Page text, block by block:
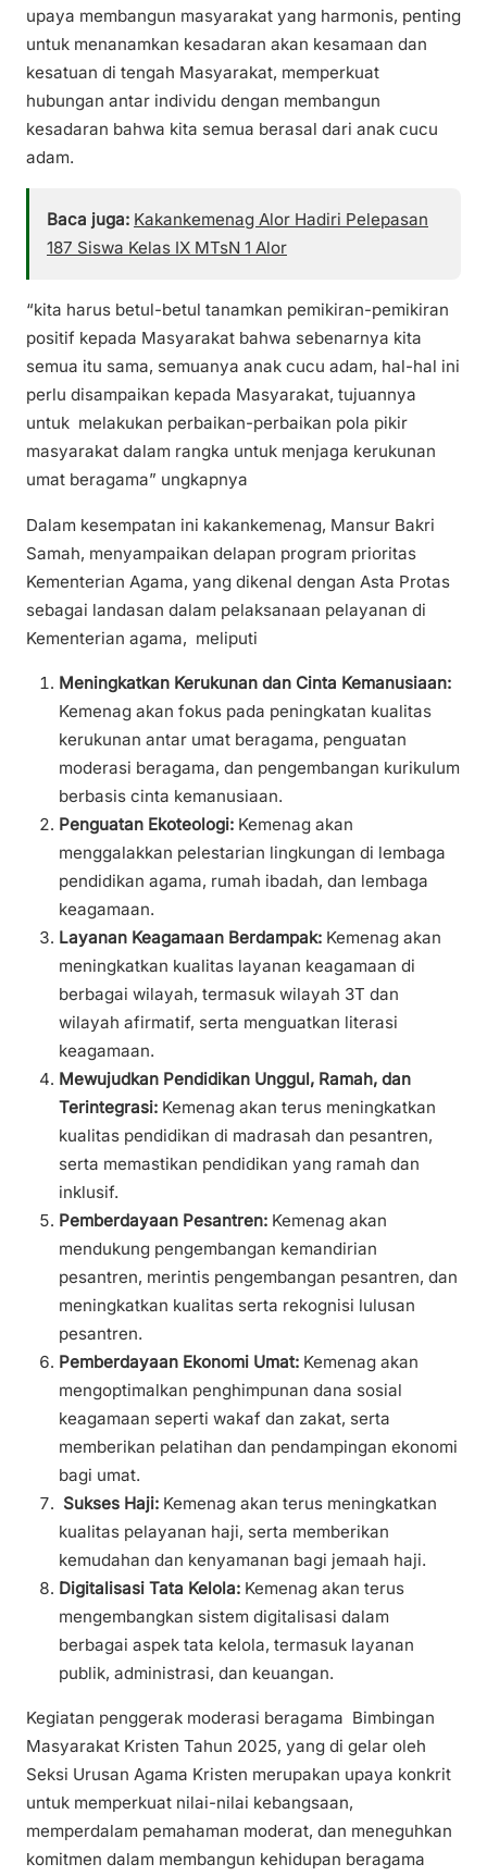
upaya membangun masyarakat yang harmonis, penting
untuk menanamkan kesadaran akan kesamaan dan
kesatuan di tengah Masyarakat, memperkuat
hubungan antar individu dengan membangun
kesadaran bahwa kita semua berasal dari anak cucu
adam.
Baca juga: Kakankemenag Alor Hadiri Pelepasan
187 Siswa Kelas IX MTsN 1 Alor
“kita harus betul-betul tanamkan pemikiran-pemikiran
positif kepada Masyarakat bahwa sebenarnya kita
semua itu sama, semuanya anak cucu adam, hal-hal ini
perlu disampaikan kepada Masyarakat, tujuannya
untuk melakukan perbaikan-perbaikan pola pikir
masyarakat dalam rangka untuk menjaga kerukunan
umat beragama” ungkapnya
Dalam kesempatan ini kakankemenag, Mansur Bakri
Samah, menyampaikan delapan program prioritas
Kementerian Agama, yang dikenal dengan Asta Protas
sebagai landasan dalam pelaksanaan pelayanan di
Kementerian agama, meliputi
Meningkatkan Kerukunan dan Cinta Kemanusiaan:
Kemenag akan fokus pada peningkatan kualitas
kerukunan antar umat beragama, penguatan
moderasi beragama, dan pengembangan kurikulum
berbasis cinta kemanusiaan.
Penguatan Ekoteologi: Kemenag akan
menggalakkan pelestarian lingkungan di lembaga
pendidikan agama, rumah ibadah, dan lembaga
keagamaan.
Layanan Keagamaan Berdampak: Kemenag akan
meningkatkan kualitas layanan keagamaan di
berbagai wilayah, termasuk wilayah 3T dan
wilayah afirmatif, serta menguatkan literasi
keagamaan.
Mewujudkan Pendidikan Unggul, Ramah, dan
Terintegrasi: Kemenag akan terus meningkatkan
kualitas pendidikan di madrasah dan pesantren,
serta memastikan pendidikan yang ramah dan
inklusif.
Pemberdayaan Pesantren: Kemenag akan
mendukung pengembangan kemandirian
pesantren, merintis pengembangan pesantren, dan
meningkatkan kualitas serta rekognisi lulusan
pesantren.
Pemberdayaan Ekonomi Umat: Kemenag akan
mengoptimalkan penghimpunan dana sosial
keagamaan seperti wakaf dan zakat, serta
memberikan pelatihan dan pendampingan ekonomi
bagi umat.
Sukses Haji: Kemenag akan terus meningkatkan
kualitas pelayanan haji, serta memberikan
kemudahan dan kenyamanan bagi jemaah haji.
Digitalisasi Tata Kelola: Kemenag akan terus
mengembangkan sistem digitalisasi dalam
berbagai aspek tata kelola, termasuk layanan
publik, administrasi, dan keuangan.
Kegiatan penggerak moderasi beragama Bimbingan
Masyarakat Kristen Tahun 2025, yang di gelar oleh
Seksi Urusan Agama Kristen merupakan upaya konkrit
untuk memperkuat nilai-nilai kebangsaan,
memperdalam pemahaman moderat, dan meneguhkan
komitmen dalam membangun kehidupan beragama